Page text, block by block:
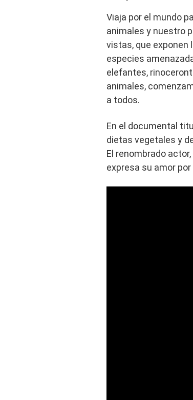
Viaja por el mundo
animales y nuestro
vistas, que exponen
especies
elefantes,
animales,
a todos.
En el documental
dietas vegetales y
El renombrado
expresa su amor